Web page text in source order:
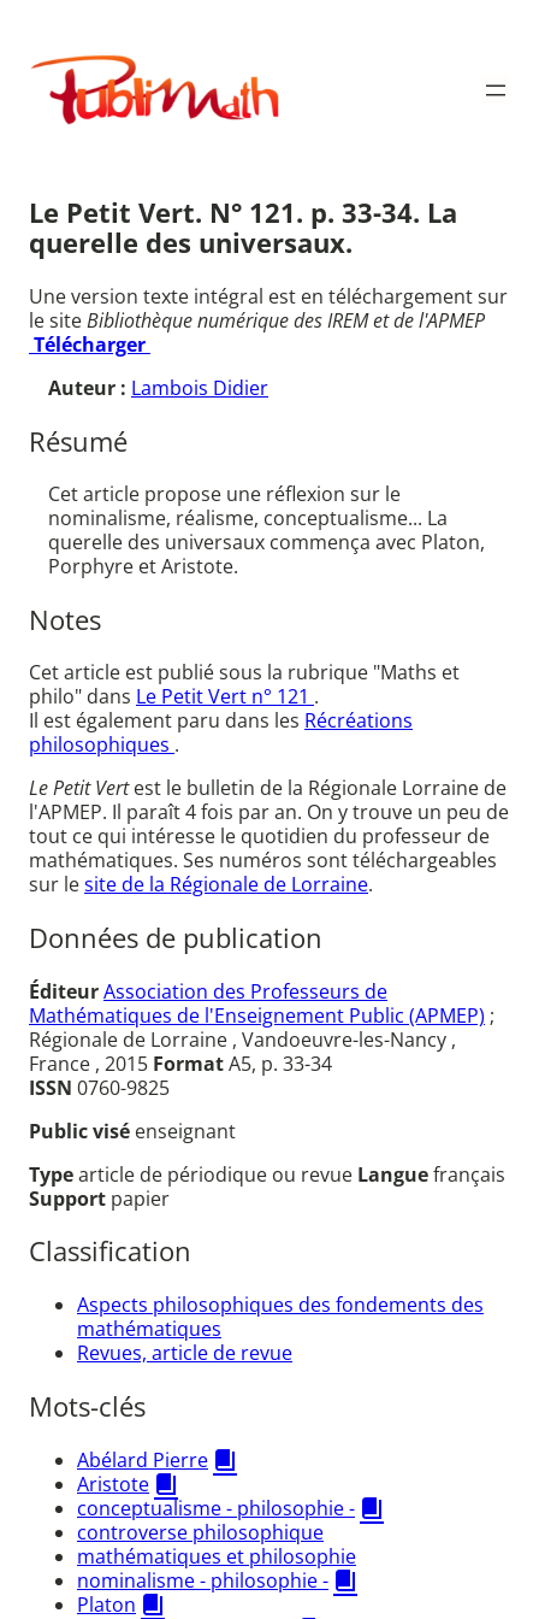
contenu
Publimath
Le Petit Vert. N° 121. p. 33-34. La
querelle des universaux.
Une version texte intégral est en téléchargement sur
le siteBibliothèque numérique des IREM et de l'APMEP
Télécharger
Auteur : Lambois Didier
Résumé
Cet article propose une réflexion sur le
nominalisme, réalisme, conceptualisme... La
querelle des universaux commença avec Platon,
Porphyre et Aristote.
Notes
Cet article est publié sous la rubrique "Maths et
philo" dans Le Petit Vert n° 121 .
Il est également paru dans les Récréations
philosophiques .
Le Petit Vertest le bulletin de la Régionale Lorraine de
l'APMEP. Il paraît 4 fois par an. On y trouve un peu de
tout ce qui intéresse le quotidien du professeur de
mathématiques. Ses numéros sont téléchargeables
sur lesite de la Régionale de Lorraine.
Données de publication
ÉditeurAssociation des Professeurs de
Mathématiques de l'Enseignement Public (APMEP) ;
Régionale de Lorraine , Vandoeuvre-les-Nancy ,
France , 2015 FormatA5, p. 33-34
ISSN 0760-9825
Public visé enseignant
Typearticle de périodique ou revue Languefrançais
Support papier
Classification
Aspects philosophiques des fondements des
mathématiques
Revues, article de revue
Mots-clés
Abélard Pierre
Aristote
conceptualisme - philosophie -
controverse philosophique
mathématiques et philosophie
nominalisme - philosophie -
Platon